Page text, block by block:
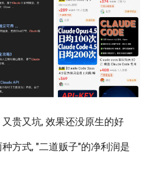
iSH-优雅地在iPad编程
Chapter 8 函数探幽(上)
Chapter 8 函数探幽(下)
Chapter 9 内存模型和名称
Chapter 11 使用类
Lab 6 Linker Lab
Appendix I 常见汇编指令
Part1
Lecture 9 Channel Capacity
Part2
Lecture 10 Channel
Part3
Lecture 11 Differential
Entropy Part1
Lecture 7 SDN Control
Lecture 8 Network
Verification
manipulations, and multiple
views
Lecture 7 Symbol Table
Lecture 8 Semantics
Lecture 9 Intermediate
Generation
Uncertainty
Chapter 9 Probabilistic
Reasoning
Chapter 10 Making Simple
Decisions
Chapter 11 Linear Models
Regression
Lec 6 More on
Communication-optimal
Matmul
Lec 7 Introduction to GPUs
Algorithms
Lec 9 Distributed Memory
Lec 6 Locality,
Communication, and
Contention
Lec 7 GPU Architecture &
CUDA
Lec 9 Spark
SIGCOMM24 dSDN
NSDI23 SkyPilot
HotOS21 Sky Computing
SOSP21 dSpace
7 ns-3 MacOS
STK Starlink Instances
状态机模型
区间 DP
状态压缩 DP
器
突
末突
贵又坑, 效果还没原生的好
方式, "二道贩子"的净利润是